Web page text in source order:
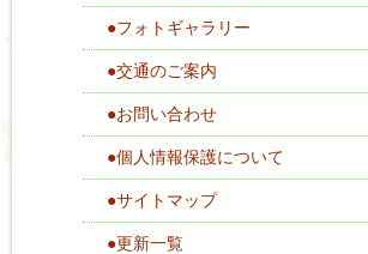
●フォトギャラリー
●交通のご案内
●お問い合わせ
●個人情報保護について
●サイトマップ
●更新一覧